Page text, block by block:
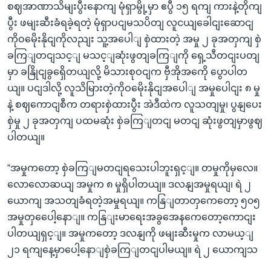
စဈအာဏာသိမျးပွီးနောကျ မုံရှာမွို့မှာ ဧပွီ ၁၅ ရကျ ကားနဲ့တိုကျ
ပွီး ဖမျးဆီးခံရခဲ့ရတဲ့ မုံရှာပငျမသပိတျ လူငယျခေါငျးဆောငျ
ကိုဝမေိုးနိုငျကိုလညျး သူ့အပေါျ စှဲထားတဲ့ အမှု ၂ ခုအတှကျ စှဲ
ခကြျတငျသင့ျ မသင့ျဆုံးဖွတျခကြျကို ရှေ့သီတငျးပတျ
မှာ ခနြိုငျခွရှေိတယျလို့ မိသားစုဝငျက ဗှီအိုအကေို ပွောပါတ
ယျ။ ပငျဒါလို့ လူသိမြားတဲ့ကိုဝမေိုးနိုငျအပေါျ အမှုပေါငျး ၈ မှု
နဲ့ စဈကောငျစီက တရားစှဲထားပွီး အဲဒီထဲက လူသတျမှု၊ ပွနျပေး
စှဲမှု ၂ ခုအတှကျ ပထမဆုံး စှဲခကြျတငျ မတငျ ဆုံးဖွတျမှာဖွဈ
ပါတယျ။
“အမှုကတော့ စှဲခကြျမတငျရသေးပါဘူးရှင့ျ။ တမှုကိုမှလေ။
လောလောဆယျ အမှုက ၈ မှုရှိပါတယျ။ ဒလနျအမှုရယျ၊ ရဲ ၂
ယောကျ အသတျခံရတဲ့အမှုရယျ။ ကနြျတာတှကေတော့ ၅၀၅
အမှုတှပေေါ့နောျ။ ကနြျးမာရေးအခွအေနကေတော့ကောငျး
ပါတယျရှင့ျ။ အမှုကတော့ ဒလနျကို ဖမျးဆီးမှုက လာမယ့ျ
၂၁ ရကျနေ့မှာပေါ့နောျစှဲခကြျတငျပါမယျ။ ရဲ ၂ ယောကျသ